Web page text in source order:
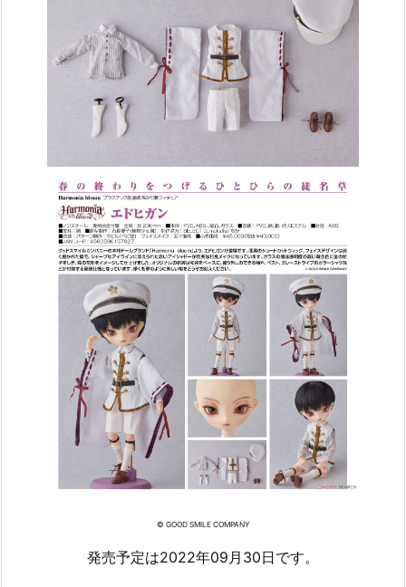
© GOOD SMILE COMPANY
発売予定は2022年09月30日です。